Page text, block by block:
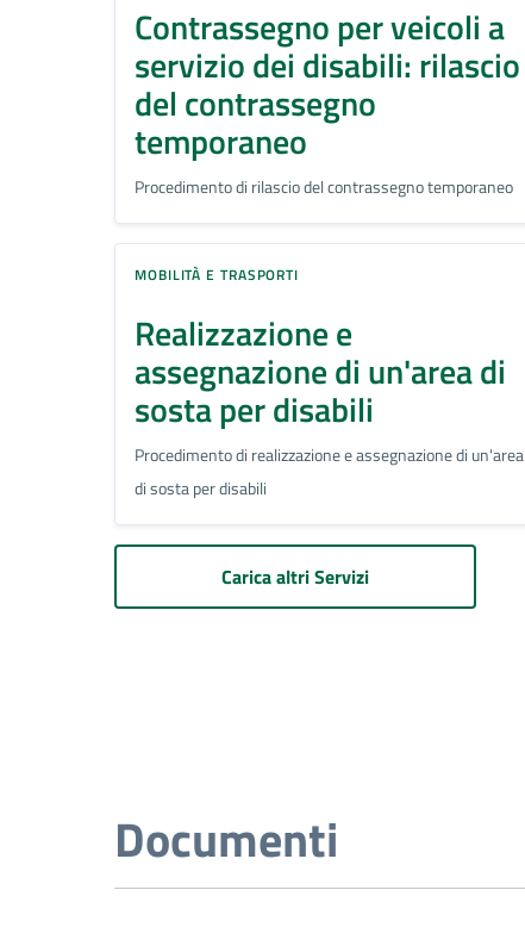
Contrassegno per veicoli a
servizio dei disabili: rilascio
del contrassegno
temporaneo
Procedimento di rilascio del contrassegno temporaneo
MOBILITÀ E TRASPORTI
Realizzazione e
assegnazione di un'area di
sosta per disabili
Procedimento di realizzazione e assegnazione di un'area
di sosta per disabili
Carica altri Servizi
Documenti